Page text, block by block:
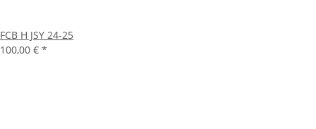
FCB H JSY 24-25
100,00 € *